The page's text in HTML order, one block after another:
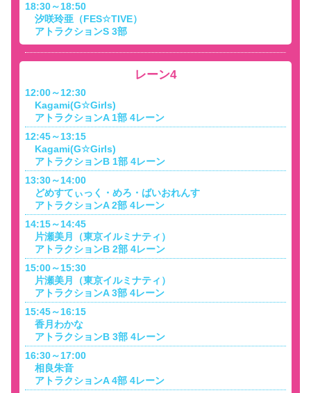
18:30～18:50
汐咲玲亜（FES☆TIVE）
アトラクションS 3部
レーン4
12:00～12:30
Kagami(G☆Girls)
アトラクションA 1部 4レーン
12:45～13:15
Kagami(G☆Girls)
アトラクションB 1部 4レーン
13:30～14:00
どめすてぃっく・めろ・ばいおれんす
アトラクションA 2部 4レーン
14:15～14:45
片瀬美月（東京イルミナティ）
アトラクションB 2部 4レーン
15:00～15:30
片瀬美月（東京イルミナティ）
アトラクションA 3部 4レーン
15:45～16:15
香月わかな
アトラクションB 3部 4レーン
16:30～17:00
相良朱音
アトラクションA 4部 4レーン